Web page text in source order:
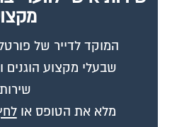
שבעלי מקצוע הוגנים
מלא את הטופס או
ווצאפ